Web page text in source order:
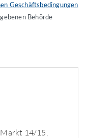
Geschäftsbedingungen
Behörde
14/15,